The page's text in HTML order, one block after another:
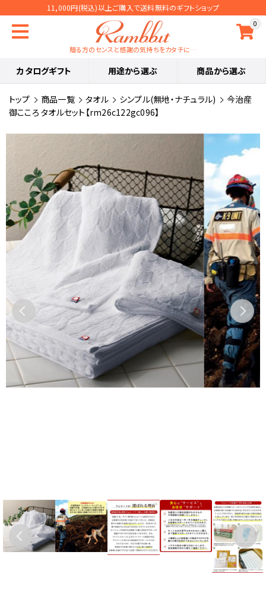
11,000円(税込)以上ご購入で送料無料のギフトショップ
0
贈る方のセンスと感謝の気持ちをカタチに…
カタログギフト 用途から選ぶ 商品から選ぶ
トップ 商品一覧 タオル シンプル(無地・ナチュラル)
今治産
御こころ タオルセット【rm26c122gc096】